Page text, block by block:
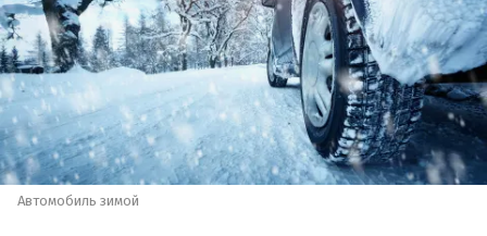
Автомобиль зимой